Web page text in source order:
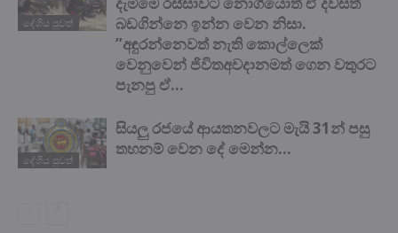
දේශිය පුවත්
බඩගින්නෙ ඉන්න වෙන නිසා.
”අඳුරන්නෙවත් නැති කොල්ලෙක්
වෙනුවෙන් ජිවිතඅවදානමත් ගෙන වතුරට
පැනපු ඒ...
දේශිය පුවත්
සියලු රජයේ ආයතනවලට මැයි 31න් පසු
තහනම් වෙන දේ මෙන්න…